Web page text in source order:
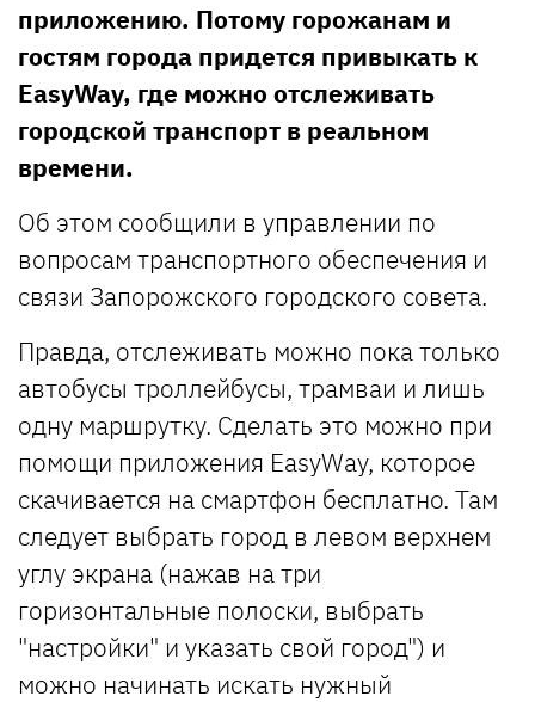
приложению. Потому горожанам и
гостям города придется привыкать к
EasyWay, где можно отслеживать
городской транспорт в реальном
времени.
Об этом сообщили в управлении по
вопросам транспортного обеспечения и
связи Запорожского городского совета.
Правда, отслеживать можно пока только
автобусы троллейбусы, трамваи и лишь
одну маршрутку. Сделать это можно при
помощи приложения EasyWay, которое
скачивается на смартфон бесплатно. Там
следует выбрать город в левом верхнем
углу экрана (нажав на три
горизонтальные полоски, выбрать
"настройки" и указать свой город") и
можно начинать искать нужный